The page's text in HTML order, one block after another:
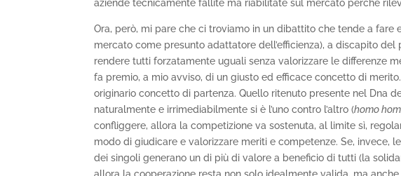
aziende tecnicamente fallite ma riabilitate sul mercato perché
Ora, però, mi pare che ci troviamo in un dibattito che tende a fare
mercato come presunto adattatore dell’efficienza), a discapito
rendere tutti forzatamente uguali senza valorizzare le differenze
fa premio, a mio avviso, di un giusto ed efficace concetto di
originario concetto di partenza. Quello ritenuto presente nel Dna
naturalmente e irrimediabilmente si è l’uno contro l’altro (homo
confliggere, allora la competizione va sostenuta, al limite sì,
modo di giudicare e valorizzare meriti e competenze. Se, invece,
dei singoli generano un di più di valore a beneficio di tutti (la